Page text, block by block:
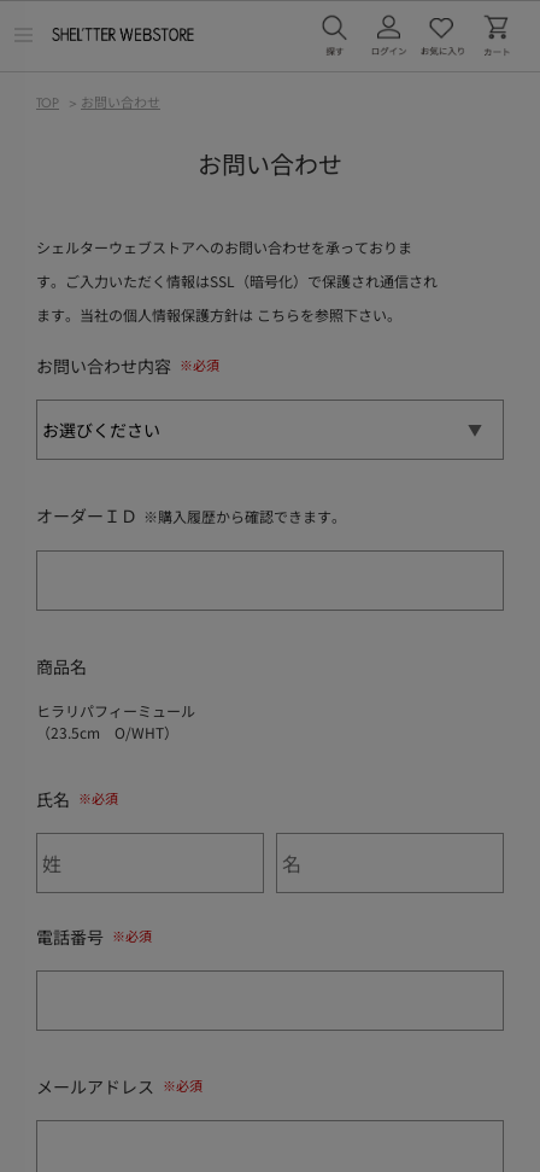
TOP > お問い合わせ
お問い合わせ
シェルターウェブストアへのお問い合わせを承っておりま
す。ご入力いただく情報はSSL（暗号化）で保護され通信され
ます。当社の個人情報保護方針は こちらを参照下さい。
お問い合わせ内容
オーダーＩＤ ※購入履歴から確認できます。
商品名
ヒラリパフィーミュール
（23.5cm O/WHT）
氏名
電話番号
メールアドレス